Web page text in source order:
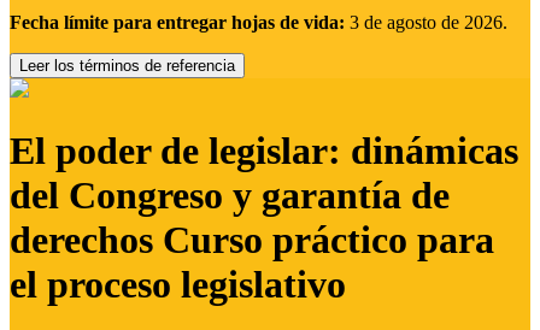
Fecha límite para entregar hojas de vida: 3 de agosto de 2026.
Leer los términos de referencia
El poder de legislar: dinámicas
del Congreso y garantía de
derechos Curso práctico para
el proceso legislativo